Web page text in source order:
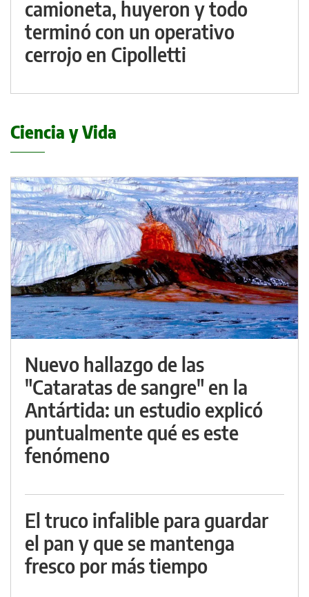
camioneta, huyeron y todo
terminó con un operativo
cerrojo en Cipolletti
Ciencia y Vida
Nuevo hallazgo de las
"Cataratas de sangre" en la
Antártida: un estudio explicó
puntualmente qué es este
fenómeno
El truco infalible para guardar
el pan y que se mantenga
fresco por más tiempo